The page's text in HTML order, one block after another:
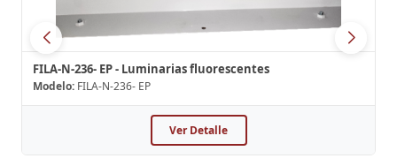
FILA-N-236- EP - Luminarias fluorescentes
Modelo: FILA-N-236- EP
Ver Detalle